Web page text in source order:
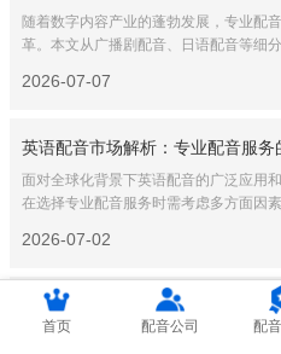
随着数字内容产业的蓬勃发展，专业配
革。本文从广播剧配音、日语配音等细
2026-07-07
英语配音市场解析：专业配音服务
面对全球化背景下英语配音的广泛应用
在选择专业配音服务时需考虑多方面因
2026-07-02
专业服务行业新动向：英语配音与
本文探讨了英语配音与日语配音在专业
首页 配音公司 配